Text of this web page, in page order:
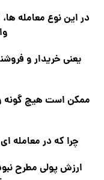
در این نوع معامله
یعنی خریدار و
ممکن است هیچ گونه
چرا که در معامله
ارزش پولی مطرح